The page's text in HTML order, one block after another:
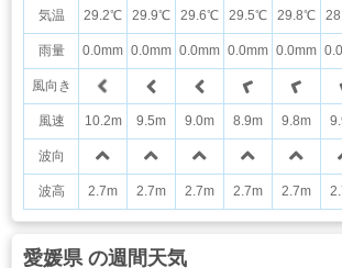
気温
雨量
風向き
風速
波向
波高
29.2℃ 29.9℃ 29.6℃ 29.5℃ 29.8℃
0.0mm 0.0mm 0.0mm 0.0mm 0.0mm
10.2m 9.5m 9.0m 8.9m 9.8m
2.7m 2.7m 2.7m 2.7m 2.7m
愛媛県 の週間天気